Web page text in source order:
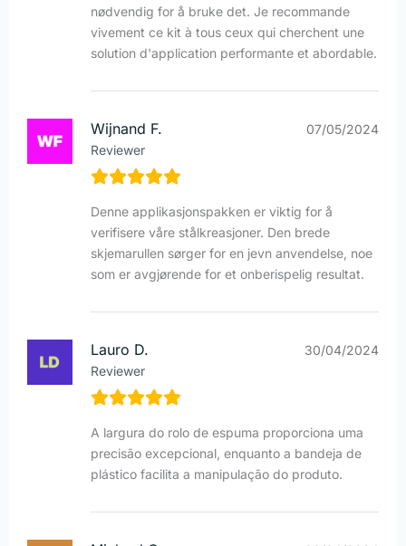
nødvendig for å bruke det. Je recommande
vivement ce kit à tous ceux qui cherchent une
solution d'application performante et abordable.
Wijnand F.
Reviewer
07/05/2024
Denne applikasjonspakken er viktig for å
verifisere våre stålkreasjoner. Den brede
skjemarullen sørger for en jevn anvendelse, noe
som er avgjørende for et onberispelig resultat.
Lauro D.
Reviewer
30/04/2024
A largura do rolo de espuma proporciona uma
precisão excepcional, enquanto a bandeja de
plástico facilita a manipulação do produto.